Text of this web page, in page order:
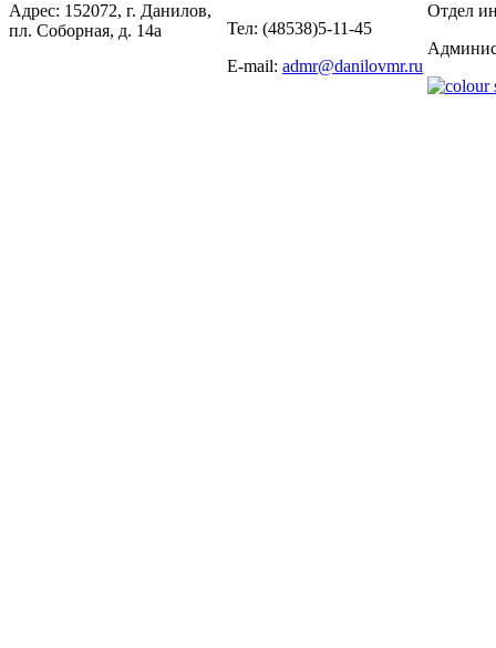
Адрес: 152072, г. Данилов,
пл. Соборная, д. 14а
Тел: (48538)5-11-45
E-mail: admr@danilovmr.ru
Отдел